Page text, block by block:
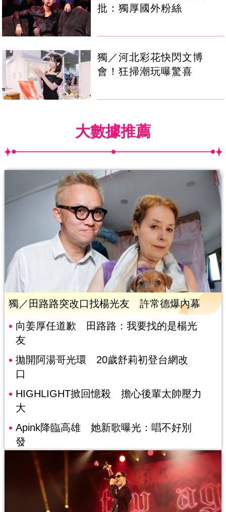
批：獨厚國外粉絲
獨／河北彩花快閃文博
會！狂掃潮玩曝驚喜
大數據推薦
獨／田路路突改口找楊光友 許常德爆內幕
向姜厚任道歉 田路路：我要找的是楊光
友
拋開阿湯哥光環 20歲舒莉初登台網改
口
HIGHLIGHT掀回憶殺 擔心後輩太帥壓力
大
Apink降臨高雄 她新歌曝光：唱不好別
發